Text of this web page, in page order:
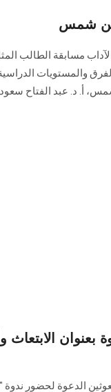
عين شمس
والمستويات
أ. د. عبد الفتاح
بعنوان الابتعاث
الدعوة لحضور ندوة